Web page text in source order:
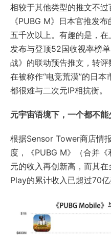
相较于其他类型的推文不
《PUBG M》日本官推发
五千次以上。有趣的是，
发布与登顶52国收视率榜
战》的联动预告推文，转评
在被称作“电竞荒漠”的日
都很难与二次元IP相抗衡。
元宇宙语境下，一个都不能
根据Sensor Tower商店情
度，《PUBG M》（合并《
元的收入再创新高，而其
Play的累计收入已超过70亿